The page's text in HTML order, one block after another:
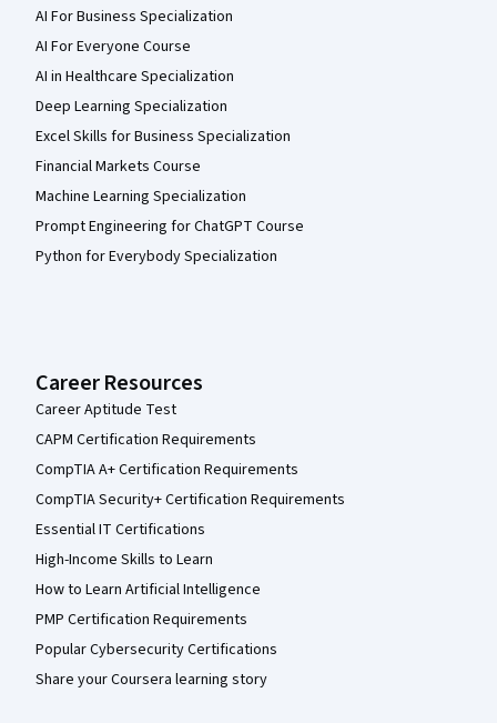
AI For Business Specialization
AI For Everyone Course
AI in Healthcare Specialization
Deep Learning Specialization
Excel Skills for Business Specialization
Financial Markets Course
Machine Learning Specialization
Prompt Engineering for ChatGPT Course
Python for Everybody Specialization
Career Resources
Career Aptitude Test
CAPM Certification Requirements
CompTIA A+ Certification Requirements
CompTIA Security+ Certification Requirements
Essential IT Certifications
High-Income Skills to Learn
How to Learn Artificial Intelligence
PMP Certification Requirements
Popular Cybersecurity Certifications
Share your Coursera learning story